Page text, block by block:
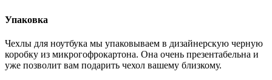
Упаковка
Чехлы для ноутбука мы упаковываем в дизайнерскую черную
коробку из микрогофрокартона. Она очень презентабельна и
уже позволит вам подарить чехол вашему близкому.